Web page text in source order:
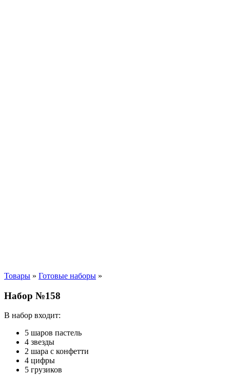
Товары » Готовые наборы »
Набор №158
В набор входит:
5 шаров пастель
4 звезды
2 шара с конфетти
4 цифры
5 грузиков